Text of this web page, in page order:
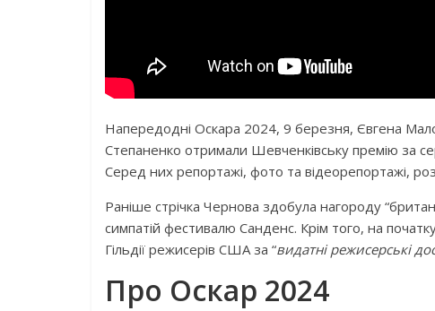
Напередодні Оскара 2024, 9 березня, Євгена
Степаненко отримали Шевченківську премію за
Серед них репортажі, фото та відеорепортажі,
Раніше стрічка Чернова здобула нагороду
симпатій фестивалю Санденс. Крім того, на
Гільдії режисерів США за “видатні режисерські
Про Оскар 2024